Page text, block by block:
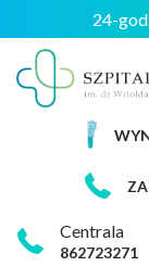
24-
Centrala
862723271